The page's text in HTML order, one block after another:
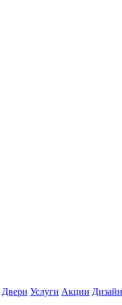
Двери Услуги Акции